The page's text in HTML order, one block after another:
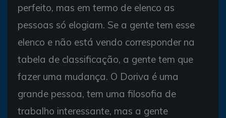
perfeito, mas em termo de elenco as
pessoas só elogiam. Se a gente tem esse
elenco e não está vendo corresponder na
tabela de classificação, a gente tem que
fazer uma mudança. O Doriva é uma
grande pessoa, tem uma filosofia de
trabalho interessante, mas a gente